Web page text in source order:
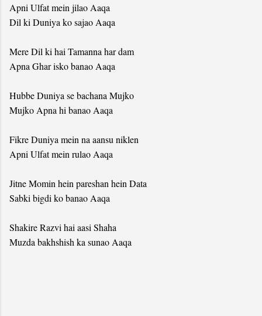
Apni Ulfat mein jilao Aaqa
Dil ki Duniya ko sajao Aaqa
Mere Dil ki hai Tamanna har dam
Apna Ghar isko banao Aaqa
Hubbe Duniya se bachana Mujko
Mujko Apna hi banao Aaqa
Fikre Duniya mein na aansu niklen
Apni Ulfat mein rulao Aaqa
Jitne Momin hein pareshan hein Data
Sabki bigdi ko banao Aaqa
Shakire Razvi hai aasi Shaha
Muzda bakhshish ka sunao Aaqa